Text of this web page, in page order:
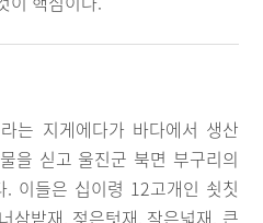
는 지게에다가 바다에서 생산
을 싣고 울진군 북면 부구리의
이들은 십이령 12고개인 쇳칫
삼밭재, 젖은텃재, 작은넓재, 큰